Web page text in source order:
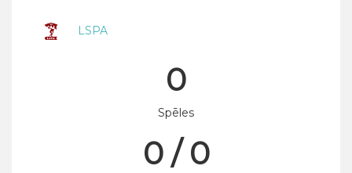
LSPA
0
Spēles
0 / 0